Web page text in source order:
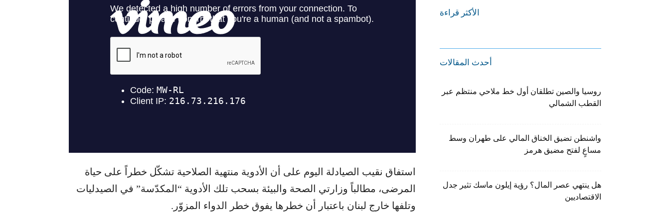
استفاق نقيب الصيادلة اليوم على أن الأدوية منتهية الصلاحية تشكّل خطراً على حياة
المرضى، مطالباً وزارتي الصحة والبيئة بسحب تلك الأدوية “المكدّسة” في الصيدليات
وتلفها خارج لبنان باعتبار أن خطرها يفوق خطر الدواء المزوّر.
الأكثر قراءة
أحدث المقالات
روسيا والصين تطلقان أول خط ملاحي منتظم عبر
القطب الشمالي
واشنطن تضيق الخناق المالي على طهران وسط
مساعٍ لفتح مضيق هرمز
هل ينتهي عصر المال؟ رؤية إيلون ماسك تثير جدل
الاقتصاديين